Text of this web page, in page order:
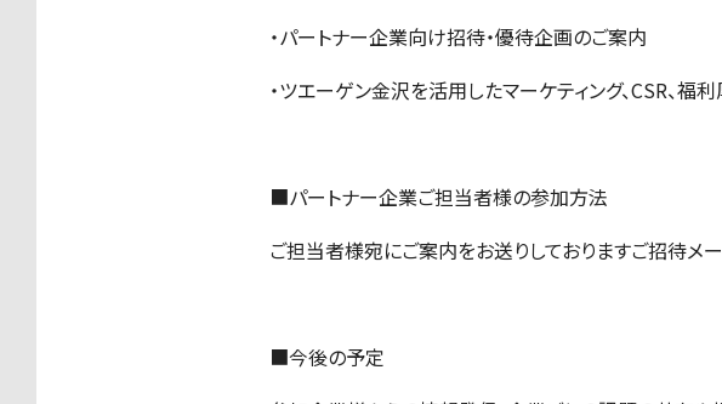
・パートナー企業向け招待・優待企画のご案内
・ツエーゲン金沢を活用したマーケティング、CSR、
■パートナー企業ご担当者様の参加方法
ご担当者様宛にご案内をお送りしておりますご招待メ
■今後の予定